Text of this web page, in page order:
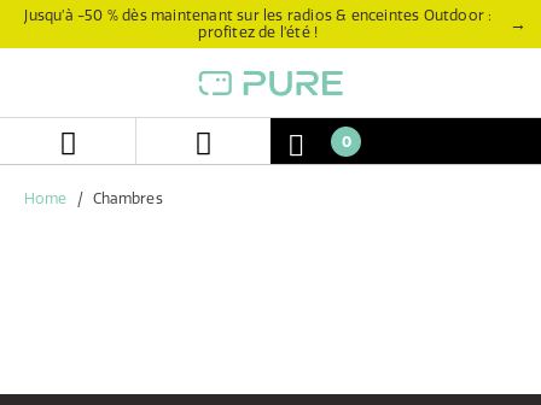
Aller
AllerJusqu’à -50 % dès maintenant sur les radios & enceintes Outdoor :
profitez de l’été !
→
0
Home Chambres